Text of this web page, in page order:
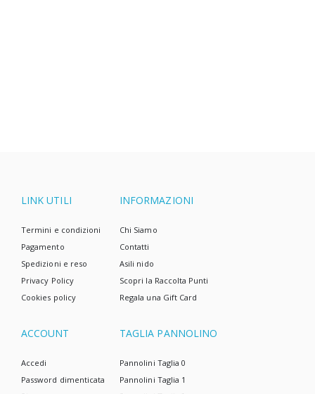
LINK UTILI
Termini e condizioni
Pagamento
Spedizioni e reso
Privacy Policy
Cookies policy
INFORMAZIONI
Chi Siamo
Contatti
Asili nido
Scopri la Raccolta Punti
Regala una Gift Card
ACCOUNT
Accedi
Password dimenticata
TAGLIA PANNOLINO
Pannolini Taglia 0
Pannolini Taglia 1